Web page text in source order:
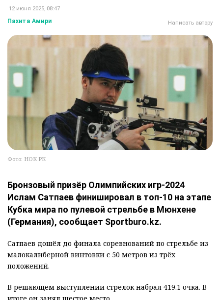
12 июня 2025, 08:47
Пахита Амири Написать автору
Фото: НОК РК
Бронзовый призёр Олимпийских игр-2024
Ислам Сатпаев финишировал в топ-10 на этапе
Кубка мира по пулевой стрельбе в Мюнхене
(Германия), сообщает Sportburo.kz.
Сатпаев дошёл до финала соревнований по стрельбе из
малокалиберной винтовки с 50 метров из трёх
положений.
В решающем выступлении стрелок набрал 419.1 очка. В